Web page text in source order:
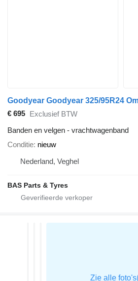
Goodyear Goodyear 325/95R24
€ 695 Exclusief BTW
Banden en velgen - vrachtwagenband
Conditie nieuw
Nederland, Veghel
BAS Parts & Tyres